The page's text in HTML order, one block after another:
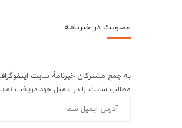
عضویت در خبرنامه
به جمع مشترکان خبرنامۀ سایت
مطالب سایت را در ایمیل خود دریافت